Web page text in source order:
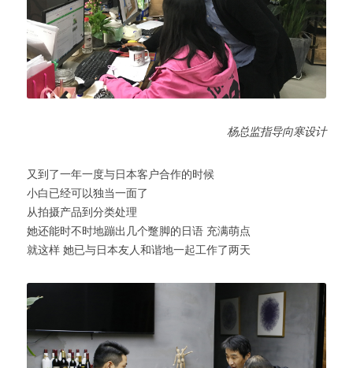
杨总监指导向寒设计
又到了一年一度与日本客户合作的时候
小白已经可以独当一面了
从拍摄产品到分类处理
她还能时不时地蹦出几个蹩脚的日语 充满萌点
就这样 她已与日本友人和谐地一起工作了两天